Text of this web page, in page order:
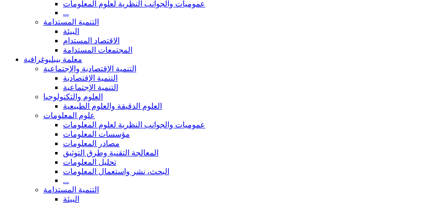
عموميات والجوانب النظرية لعلوم المعلومات
...
التنمية المستدامة
البيئة
الاقتصاد المستدام
المجتمعات المستدامة
معلمة بيبليوغرافية
التنمية الإقتصادية والإجتماعية
التنمية الإقتصادية
التنمية الإجتماعية
العلوم والتكنولوجيا
العلوم الدقيقة والعلوم الطبيعية
علوم المعلومات
عموميات والجوانب النظرية لعلوم المعلومات
مؤسسات المعلومات
مصادر المعلومات
المعالجة التقنية وطرق التوثيق
تحليل المعلومات
البحث، نشر واستعمال المعلومات
...
التنمية المستدامة
البيئة